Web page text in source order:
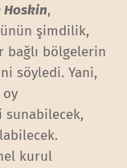
Hoskin,
şimdilik,
bağlı bölgelerin
söyledi. Yani,
oy
sunabilecek,
kurul